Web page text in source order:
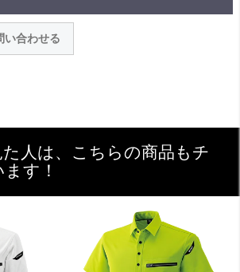
い合わせる
人は、こちらの商品もチ
す！